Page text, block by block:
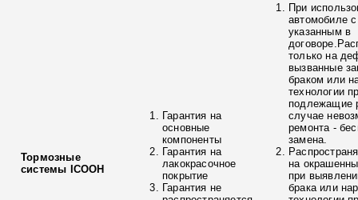
Тормозные
системы ICOOH
Гарантия на
основные
компоненты
Гарантия на
лакокрасочное
покрытие
Гарантия не
При
автомобиле
указанным в
только на
вызванные
браком или
технологии
подлежащие
случае
ремонта -
замена.
на
при
брака или